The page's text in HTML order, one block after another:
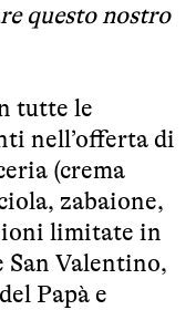
questo nostro
tutte le
nell’offerta di
(crema
zabaione,
limitate in
San Valentino,
Papà e